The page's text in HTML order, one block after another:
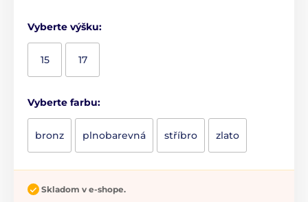
Vyberte výšku:
15 17
Vyberte farbu:
bronz plnobarevná stříbro zlato
Skladom v e-shope.